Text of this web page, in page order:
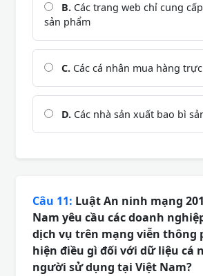
B. Các trang web chỉ cung
sản phẩm
C. Các cá nhân mua hàng
D. Các nhà sản xuất bao bì
Câu 11: Luật An ninh mạng
Nam yêu cầu các doanh
dịch vụ trên mạng viễn thông
hiện điều gì đối với dữ liệu cá
người sử dụng tại Việt Nam?